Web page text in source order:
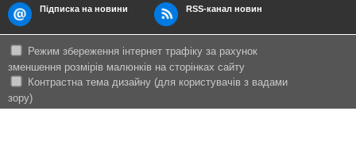
Підписка на новини RSS-канал новин
Режим збереження інтернет трафіку за рахунок
зменшення розмірів малюнків на сторінках сайту
Контрастна тема дизайну (для користувачів з вадами
зору)